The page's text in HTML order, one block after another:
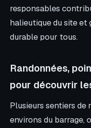
responsables
halieutique du site et
durable pour tous.
Randonnées,
pour découvrir
Plusieurs sentiers
environs du barrage,